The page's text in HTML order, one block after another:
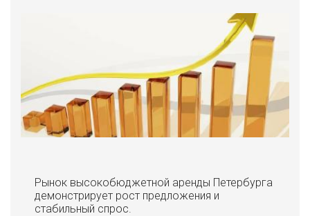
Рынок высокобюджетной аренды Петербурга
демонстрирует рост предложения и
стабильный спрос.